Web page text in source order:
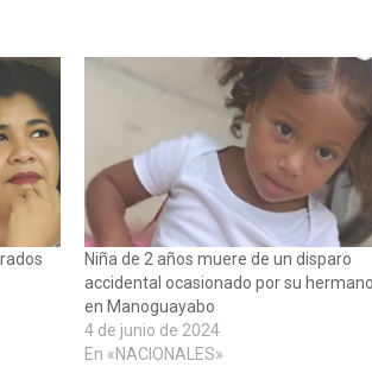
Niña de 2 años muere de un disparo
accidental ocasionado por su
en Manoguayabo
4 de junio de 2024
En «NACIONALES»